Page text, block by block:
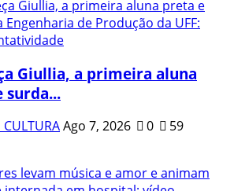
Giullia, a primeira aluna
surda...
CULTURAAgo 7, 2026 0 59